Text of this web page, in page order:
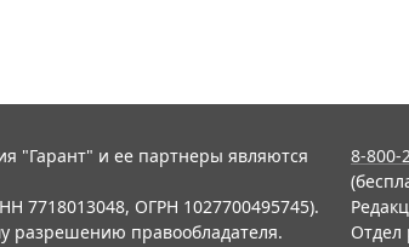
"Гарант" и ее партнеры являются
7718013048, ОГРН 1027700495745).
разрешению правообладателя.
8-800-
Отдел